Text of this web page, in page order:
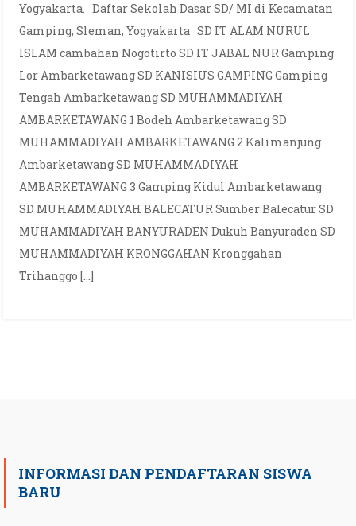
Yogyakarta. Daftar Sekolah Dasar SD/ MI di Kecamatan
Gamping, Sleman, Yogyakarta SD IT ALAM NURUL
ISLAM cambahan Nogotirto SD IT JABAL NUR Gamping
Lor Ambarketawang SD KANISIUS GAMPING Gamping
Tengah Ambarketawang SD MUHAMMADIYAH
AMBARKETAWANG 1 Bodeh Ambarketawang SD
MUHAMMADIYAH AMBARKETAWANG 2 Kalimanjung
Ambarketawang SD MUHAMMADIYAH
AMBARKETAWANG 3 Gamping Kidul Ambarketawang
SD MUHAMMADIYAH BALECATUR Sumber Balecatur SD
MUHAMMADIYAH BANYURADEN Dukuh Banyuraden SD
MUHAMMADIYAH KRONGGAHAN Kronggahan
Trihanggo […]
INFORMASI DAN PENDAFTARAN SISWA
BARU